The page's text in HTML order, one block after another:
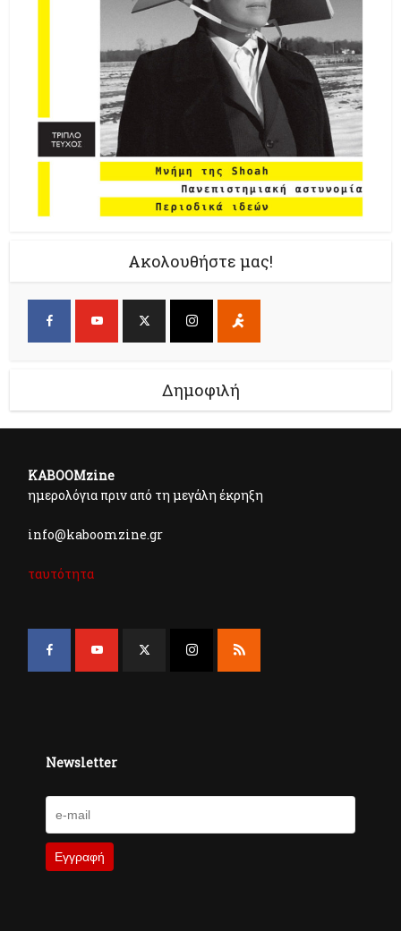
Ακολουθήστε μας!
Δημοφιλή
KABOOMzine
ημερολόγια πριν από τη μεγάλη έκρηξη
info@kaboomzine.gr
ταυτότητα
Newsletter